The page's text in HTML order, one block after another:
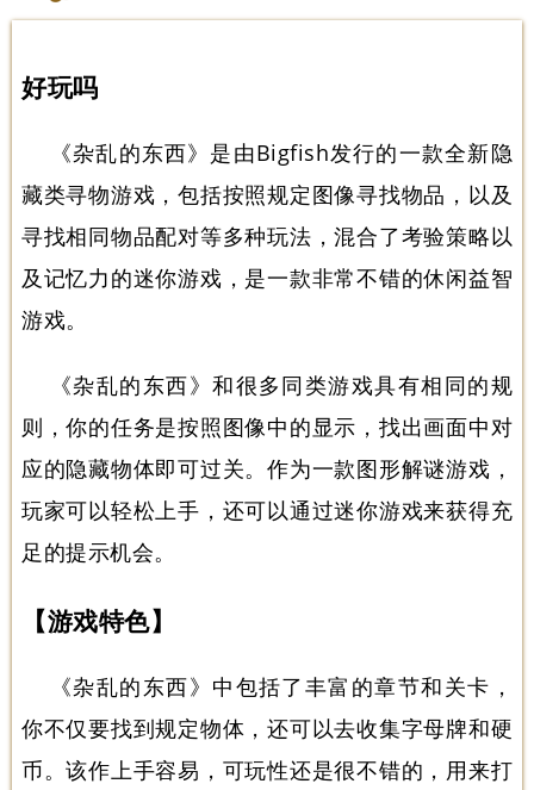
好玩吗
《杂乱的东西》是由Bigfish发行的一款全新隐
藏类寻物游戏，包括按照规定图像寻找物品，以及
寻找相同物品配对等多种玩法，混合了考验策略以
及记忆力的迷你游戏，是一款非常不错的休闲益智
游戏。
《杂乱的东西》和很多同类游戏具有相同的规
则，你的任务是按照图像中的显示，找出画面中对
应的隐藏物体即可过关。作为一款图形解谜游戏，
玩家可以轻松上手，还可以通过迷你游戏来获得充
足的提示机会。
【游戏特色】
《杂乱的东西》中包括了丰富的章节和关卡，
你不仅要找到规定物体，还可以去收集字母牌和硬
币。该作上手容易，可玩性还是很不错的，用来打